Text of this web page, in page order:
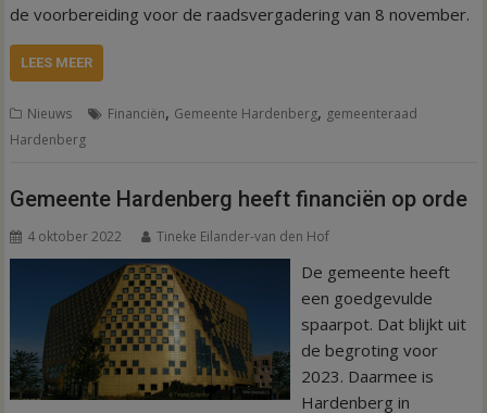
de voorbereiding voor de raadsvergadering van 8 november.
LEES MEER
Nieuws Financiën, Gemeente Hardenberg, gemeenteraad
Hardenberg
Gemeente Hardenberg heeft financiën op orde
4 oktober 2022 Tineke Eilander-van den Hof
De gemeente heeft
een goedgevulde
spaarpot. Dat blijkt uit
de begroting voor
2023. Daarmee is
Hardenberg in